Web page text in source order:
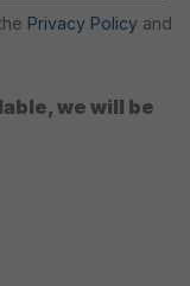
we will be
Privacy Policy and